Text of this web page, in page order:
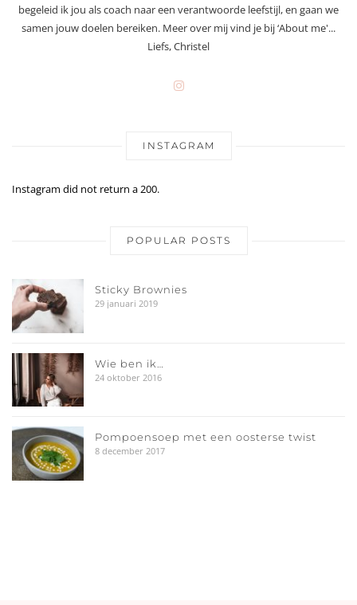
begeleid ik jou als coach naar een verantwoorde leefstijl, en gaan we
samen jouw doelen bereiken. Meer over mij vind je bij ‘About me'...
Liefs, Christel
INSTAGRAM
Instagram did not return a 200.
POPULAR POSTS
Sticky Brownies
29 januari 2019
Wie ben ik…
24 oktober 2016
Pompoensoep met een oosterse twist
8 december 2017